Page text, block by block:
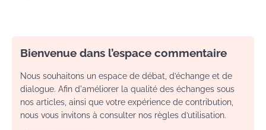
Bienvenue dans l’espace commentaire
Nous souhaitons un espace de débat, d’échange et de
dialogue. Afin d'améliorer la qualité des échanges sous
nos articles, ainsi que votre expérience de contribution,
nous vous invitons à consulter nos règles d’utilisation.